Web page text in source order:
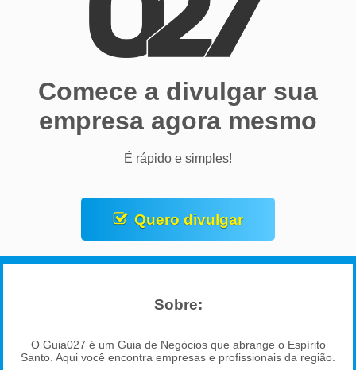
Comece a divulgar sua
empresa agora mesmo
É rápido e simples!
Quero divulgar
Sobre:
O Guia027 é um Guia de Negócios que abrange o Espírito
Santo. Aqui você encontra empresas e profissionais da região.